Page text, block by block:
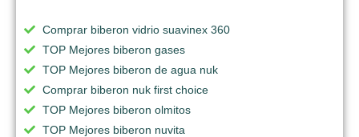
Comprar biberon vidrio suavinex 360
TOP Mejores biberon gases
TOP Mejores biberon de agua nuk
Comprar biberon nuk first choice
TOP Mejores biberon olmitos
TOP Mejores biberon nuvita